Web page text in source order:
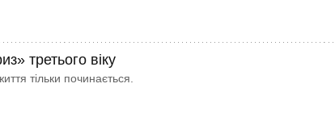
третього віку
тільки починається.